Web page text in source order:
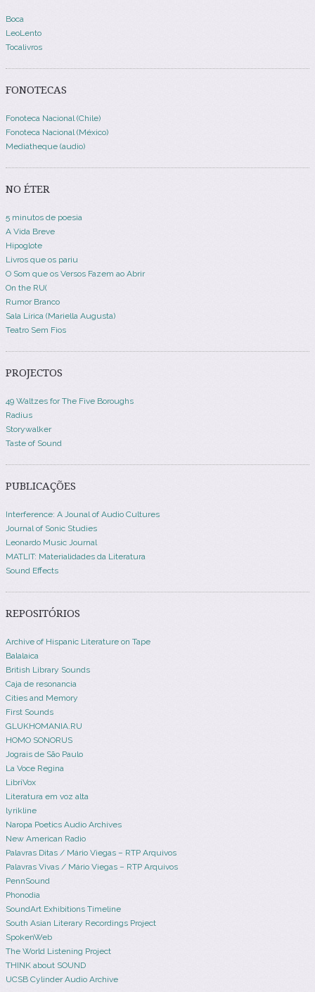
Boca
LeoLento
Tocalivros
FONOTECAS
Fonoteca Nacional (Chile)
Fonoteca Nacional (México)
Mediatheque (audio)
NO ÉTER
5 minutos de poesia
A Vida Breve
Hipoglote
Livros que os pariu
O Som que os Versos Fazem ao Abrir
On the RU(
Rumor Branco
Sala Lírica (Mariella Augusta)
Teatro Sem Fios
PROJECTOS
49 Waltzes for The Five Boroughs
Radius
Storywalker
Taste of Sound
PUBLICAÇÕES
Interference: A Jounal of Audio Cultures
Journal of Sonic Studies
Leonardo Music Journal
MATLIT: Materialidades da Literatura
Sound Effects
REPOSITÓRIOS
Archive of Hispanic Literature on Tape
Balalaica
British Library Sounds
Caja de resonancia
Cities and Memory
First Sounds
GLUKHOMANIA.RU
HOMO SONORUS
Jograis de São Paulo
La Voce Regina
LibriVox
Literatura em voz alta
lyrikline
Naropa Poetics Audio Archives
New American Radio
Palavras Ditas / Mário Viegas – RTP Arquivos
Palavras Vivas / Mário Viegas – RTP Arquivos
PennSound
Phonodia
SoundArt Exhibitions Timeline
South Asian Literary Recordings Project
SpokenWeb
The World Listening Project
THINK about SOUND
UCSB Cylinder Audio Archive